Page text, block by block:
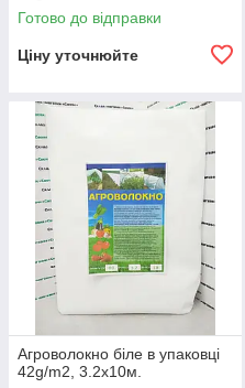
Готово до відправки
Ціну уточнюйте
Агроволокно біле в упаковці
42g/m2, 3.2х10м.